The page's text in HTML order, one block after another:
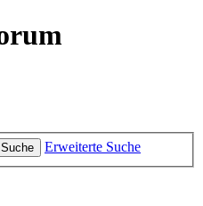
Suche Erweiterte Suche